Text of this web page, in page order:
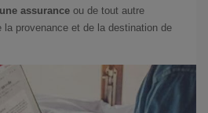
assurance ou de tout autre
provenance et de la destination de